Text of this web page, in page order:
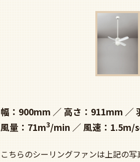
幅：900mm 高さ：911mm
風量：71m3/min 風速：1.5m/
こちらのシーリングファンは上記の写